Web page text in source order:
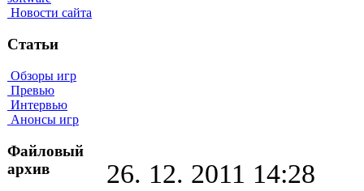
Новости сайта
Статьи
Обзоры игр
Превью
Интервью
Анонсы игр
Файловый
архив
26. 12. 2011 14:28